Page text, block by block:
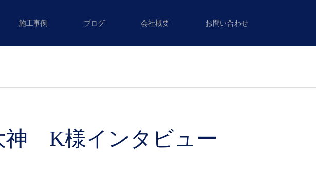
施工事例 ブログ 会社概要 お問い合わせ
神 K様インタビュー